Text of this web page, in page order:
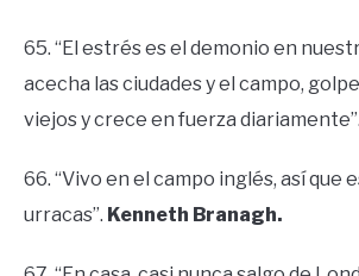
65. “El estrés es el demonio en
acecha las ciudades y el campo,
viejos y crece en fuerza diariamente”.
66. “Vivo en el campo inglés, así que
urracas”. Kenneth Branagh.